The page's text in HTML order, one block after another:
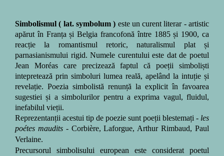
Simbolismul ( lat. symbolum ) este un curent literar - artistic
apărut în Franța și Belgia francofonă între 1885 și 1900, ca
reacție la romantismul retoric, naturalismul plat și
parnasianismului rigid. Numele curentului este dat de poetul
Jean Moréas care precizează faptul că poeții simboliști
intepretează prin simboluri lumea reală, apelând la intuție și
revelație. Poezia simbolistă renunță la explicit în favoarea
sugestiei și asimbolurilorpentru a exprima vagul, fluidul,
inefabilul vieții.
Reprezentanții acestui tip de poezie sunt poeții blestemați - les
poétes maudits- Corbière, Laforgue, Arthur Rimbaud, Paul
Verlaine.
Precursorul simbolisului european este considerat poetul